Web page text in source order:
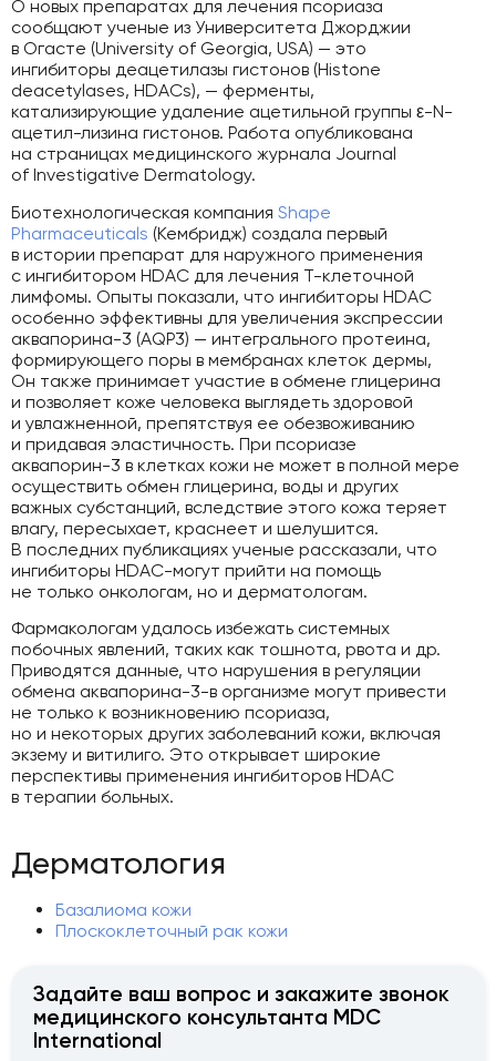
О новых препаратах для лечения псориаза
сообщают ученые из Университета Джорджии
в Огасте (University of Georgia, USA) — это
ингибиторы деацетилазы гистонов (Histone
deacetylases, HDACs), — ферменты,
катализирующие удаление ацетильной группы ε-N-
ацетил-лизина гистонов. Работа опубликована
на страницах медицинского журнала Journal
of Investigative Dermatology.
Биотехнологическая компания Shape
Pharmaceuticals (Кембридж) создала первый
в истории препарат для наружного применения
с ингибитором HDAC для лечения Т-клеточной
лимфомы. Опыты показали, что ингибиторы HDAC
особенно эффективны для увеличения экспрессии
аквапорина-3 (AQP3) — интегрального протеина,
формирующего поры в мембранах клеток дермы,
Он также принимает участие в обмене глицерина
и позволяет коже человека выглядеть здоровой
и увлажненной, препятствуя ее обезвоживанию
и придавая эластичность. При псориазе
аквапорин-3 в клетках кожи не может в полной мере
осуществить обмен глицерина, воды и других
важных субстанций, вследствие этого кожа теряет
влагу, пересыхает, краснеет и шелушится.
В последних публикациях ученые рассказали, что
ингибиторы HDAC-могут прийти на помощь
не только онкологам, но и дерматологам.
Фармакологам удалось избежать системных
побочных явлений, таких как тошнота, рвота и др.
Приводятся данные, что нарушения в регуляции
обмена аквапорина-3-в организме могут привести
не только к возникновению псориаза,
но и некоторых других заболеваний кожи, включая
экзему и витилиго. Это открывает широкие
перспективы применения ингибиторов HDAC
в терапии больных.
Дерматология
Базалиома кожи
Плоскоклеточный рак кожи
Задайте ваш вопрос и закажите звонок
медицинского консультанта MDC
International